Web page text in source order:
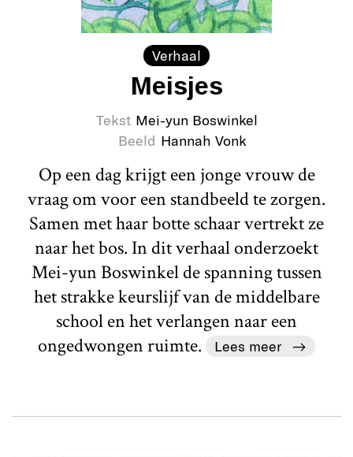
Verhaal
Meisjes
Tekst Mei-yun Boswinkel
Beeld Hannah Vonk
Op een dag krijgt een jonge vrouw de
vraag om voor een standbeeld te zorgen.
Samen met haar botte schaar vertrekt ze
naar het bos. In dit verhaal onderzoekt
Mei-yun Boswinkel de spanning tussen
het strakke keurslijf van de middelbare
school en het verlangen naar een
ongedwongen ruimte.
Lees meer